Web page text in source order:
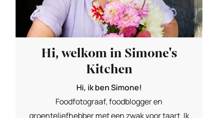
Hi, welkom in Simone's
Kitchen
Hi, ik ben Simone!
Foodfotograaf, foodblogger en
groenteliefhebber met een zwak voor taart. Ik